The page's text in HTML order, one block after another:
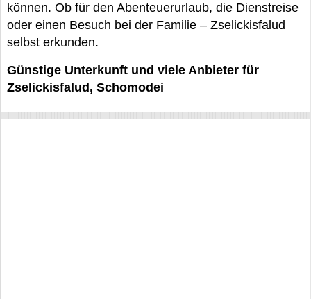
können. Ob für den Abenteuerurlaub, die Dienstreise
oder einen Besuch bei der Familie – Zselickisfalud
selbst erkunden.
Günstige Unterkunft und viele Anbieter für
Zselickisfalud, Schomodei